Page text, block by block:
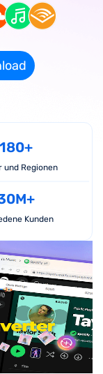
180+
und Regionen
Kunden